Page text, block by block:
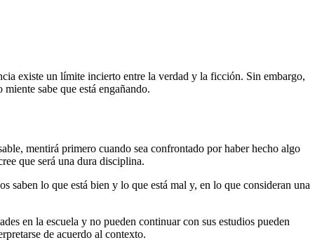
existe un límite incierto entre la verdad y la ficción. Sin embargo,
sabe que está engañando.
mentirá primero cuando sea confrontado por haber hecho algo
que será una dura disciplina.
saben lo que está bien y lo que está mal y, en lo que consideran una
en la escuela y no pueden continuar con sus estudios pueden
de acuerdo al contexto.